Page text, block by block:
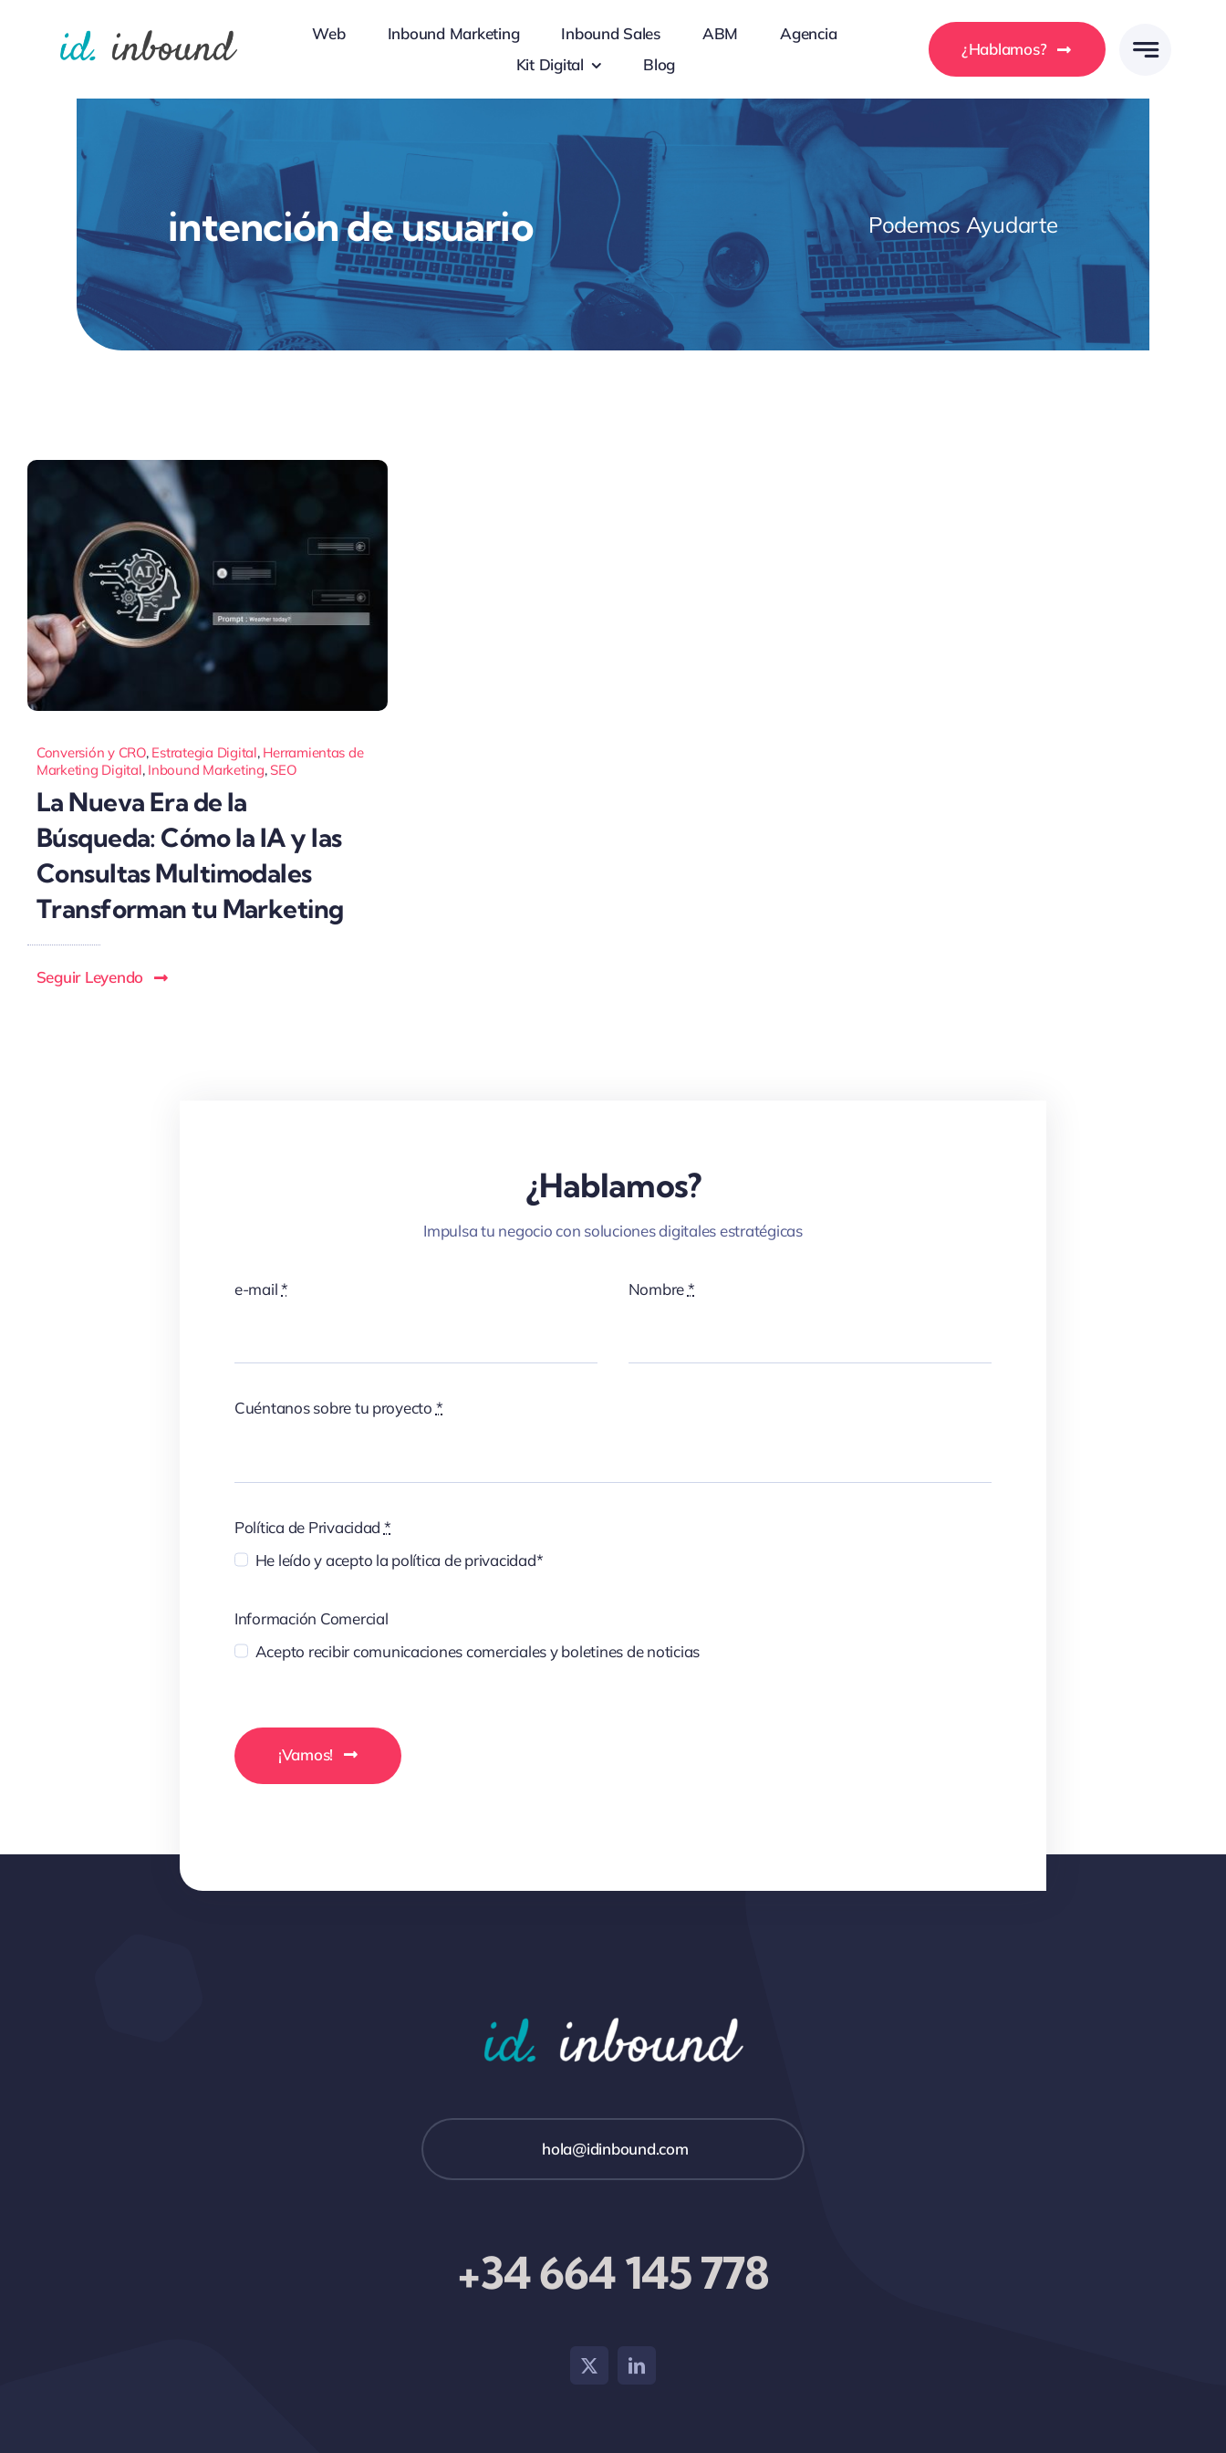
Web Inbound Marketing Inbound Sales ABM
Agencia
Kit Digital
Blog
¿Hablamos?
intención de usuario Podemos Ayudarte
Conversión y CRO, Estrategia Digital, Herramientas de
Marketing Digital, Inbound Marketing, SEO
La Nueva Era de la
Búsqueda: Cómo la IA y las
Consultas Multimodales
Transforman tu Marketing
Seguir Leyendo
¿Hablamos?
Impulsa tu negocio con soluciones digitales estratégicas
e-mail* Nombre*
Cuéntanos sobre tu proyecto *
Política de Privacidad *
He leído y acepto la política de privacidad*
Información Comercial
Acepto recibir comunicaciones comerciales y boletines de noticias
¡Vamos!
hola@idinbound.com
+34 664 145 778